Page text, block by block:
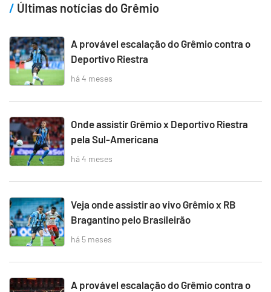
Últimas notícias do Grêmio
A provável escalação do Grêmio contra o
Deportivo Riestra
há 4 meses
Onde assistir Grêmio x Deportivo Riestra
pela Sul-Americana
há 4 meses
Veja onde assistir ao vivo Grêmio x RB
Bragantino pelo Brasileirão
há 5 meses
A provável escalação do Grêmio contra o